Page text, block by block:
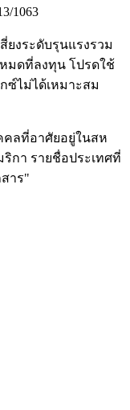
1063
ยงระดับรุนแรงรวม
มดที่ลงทุน โปรดใช้
ซ์ไม่ได้เหมาะสม
คลที่อาศัยอยู่ในสห
กา รายชื่อประเทศที่
าร"